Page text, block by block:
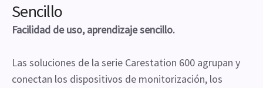
Sencillo
Facilidad de uso, aprendizaje sencillo.
Las soluciones de la serie Carestation 600 agrupan y
conectan los dispositivos de monitorización, los